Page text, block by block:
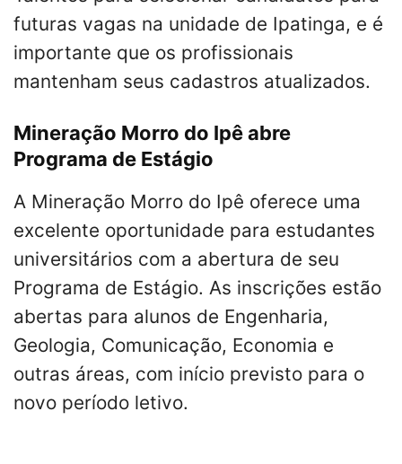
futuras vagas na unidade de Ipatinga, e é
importante que os profissionais
mantenham seus cadastros atualizados.
Mineração Morro do Ipê abre
Programa de Estágio
A Mineração Morro do Ipê oferece uma
excelente oportunidade para estudantes
universitários com a abertura de seu
Programa de Estágio. As inscrições estão
abertas para alunos de Engenharia,
Geologia, Comunicação, Economia e
outras áreas, com início previsto para o
novo período letivo.